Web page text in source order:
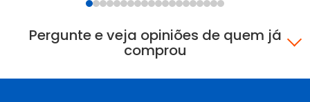
Pergunte e veja opiniões de quem já
comprou